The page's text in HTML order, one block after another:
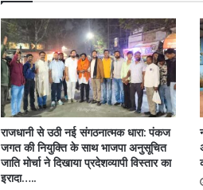
राजधानी से उठी नई संगठनात्मक धारा: पंकज
जगत की नियुक्ति के साथ भाजपा अनुसूचित
जाति मोर्चा ने दिखाया प्रदेशव्यापी विस्तार का
इरादा…..